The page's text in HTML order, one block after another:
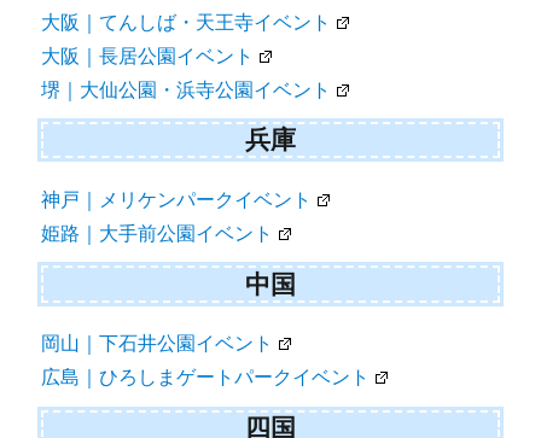
大阪｜てんしば・天王寺イベント
大阪｜長居公園イベント
堺｜大仙公園・浜寺公園イベント
兵庫
神戸｜メリケンパークイベント
姫路｜大手前公園イベント
中国
岡山｜下石井公園イベント
広島｜ひろしまゲートパークイベント
四国